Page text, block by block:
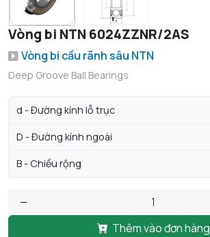
Vòng bi NTN 6024ZZNR/2AS
Vòng bi cầu rãnh sâu NTN
Deep Groove Ball Bearings
d - Đường kính lỗ trục
D - Đường kính ngoài
B - Chiều rộng
Thêm vào đơn hàng